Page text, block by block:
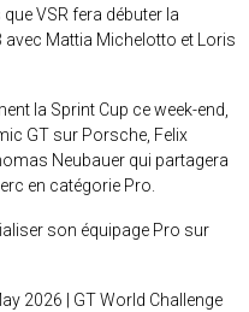
VSR fera débuter la
Mattia Michelotto et Loris
la Sprint Cup ce week-end,
GT sur Porsche, Felix
Neubauer qui partagera
en catégorie Pro.
son équipage Pro sur